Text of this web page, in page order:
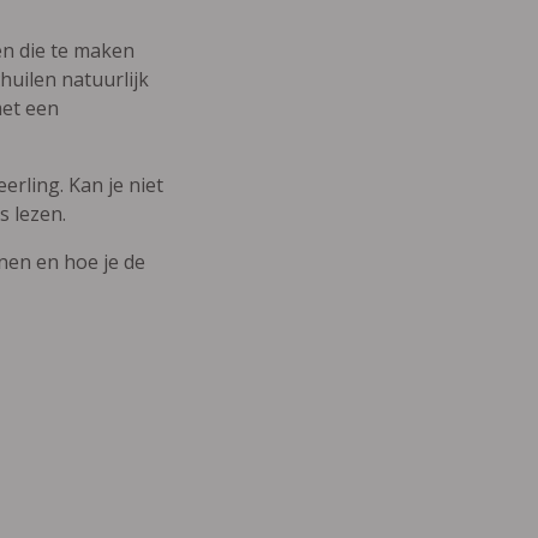
die te maken
natuurlijk
een
Kan je niet
lezen.
en hoe je de